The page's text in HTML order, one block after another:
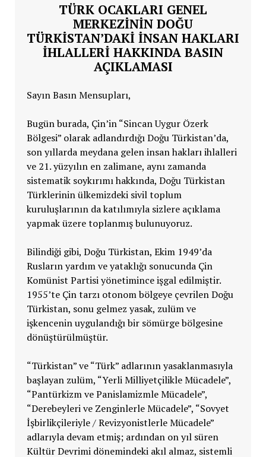
TÜRK OCAKLARI GENEL
MERKEZİNİN DOĞU
TÜRKİSTAN’DAKİ İNSAN HAKLARI
İHLALLERİ HAKKINDA BASIN
AÇIKLAMASI
Sayın Basın Mensupları,
Bugün burada, Çin’in “Sincan Uygur Özerk
Bölgesi” olarak adlandırdığı Doğu Türkistan’da,
son yıllarda meydana gelen insan hakları ihlalleri
ve 21. yüzyılın en zalimane, aynı zamanda
sistematik soykırımı hakkında, Doğu Türkistan
Türklerinin ülkemizdeki sivil toplum
kuruluşlarının da katılımıyla sizlere açıklama
yapmak üzere toplanmış bulunuyoruz.
Bilindiği gibi, Doğu Türkistan, Ekim 1949’da
Rusların yardım ve yataklığı sonucunda Çin
Komünist Partisi yönetimince işgal edilmiştir.
1955’te Çin tarzı otonom bölgeye çevrilen Doğu
Türkistan, sonu gelmez yasak, zulüm ve
işkencenin uygulandığı bir sömürge bölgesine
dönüştürülmüştür.
“Türkistan” ve “Türk” adlarının yasaklanmasıyla
başlayan zulüm, “Yerli Milliyetçilikle Mücadele”,
“Pantürkizm ve Panislamizmle Mücadele”,
“Derebeyleri ve Zenginlerle Mücadele”, “Sovyet
İşbirlikçileriyle / Revizyonistlerle Mücadele”
adlarıyla devam etmiş; ardından on yıl süren
Kültür Devrimi dönemindeki akıl almaz, sistemli